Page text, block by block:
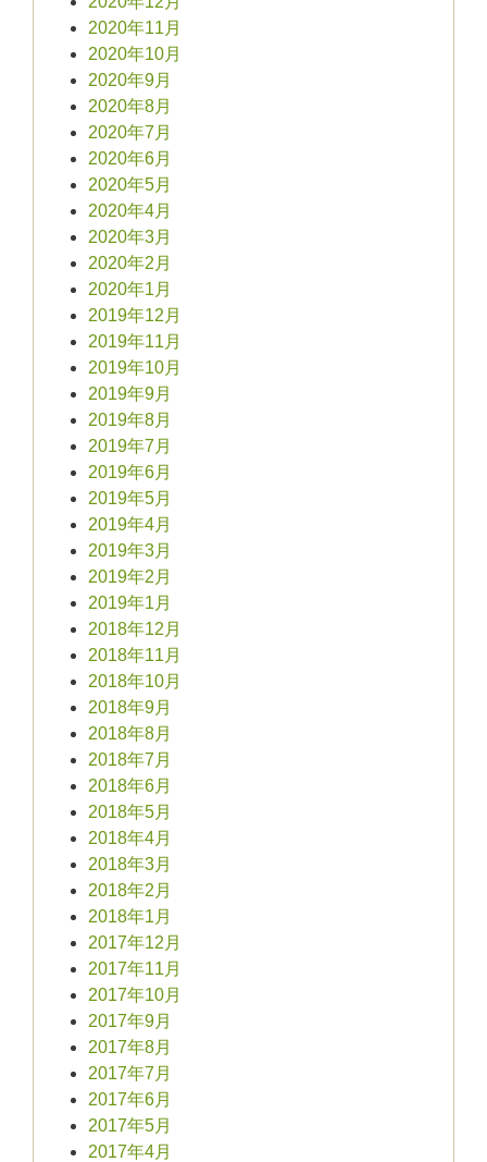
2020年11月
2020年10月
2020年9月
2020年8月
2020年7月
2020年6月
2020年5月
2020年4月
2020年3月
2020年2月
2020年1月
2019年12月
2019年11月
2019年10月
2019年9月
2019年8月
2019年7月
2019年6月
2019年5月
2019年4月
2019年3月
2019年2月
2019年1月
2018年12月
2018年11月
2018年10月
2018年9月
2018年8月
2018年7月
2018年6月
2018年5月
2018年4月
2018年3月
2018年2月
2018年1月
2017年12月
2017年11月
2017年10月
2017年9月
2017年8月
2017年7月
2017年6月
2017年5月
2017年4月